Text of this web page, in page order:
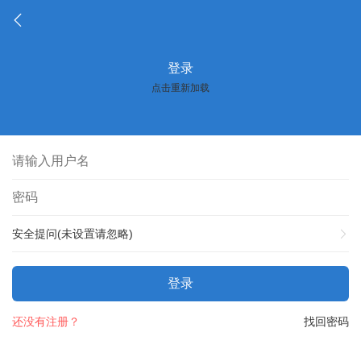
登录
点击重新加载
安全提问(未设置请忽略)
登录
找回密码
还没有注册？